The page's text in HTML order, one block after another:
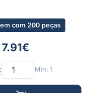
com 200 peças
Mín: 1